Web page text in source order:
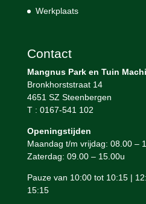
Werkplaats
Contact
Mangnus Park en Tuin
Bronkhorststraat 14
4651 SZ Steenbergen
T : 0167-541 102
Openingstijden
Maandag t/m vrijdag: 08.00 –
Zaterdag: 09.00 – 15.00u
Pauze van 10:00 tot 10:15 |
15:15